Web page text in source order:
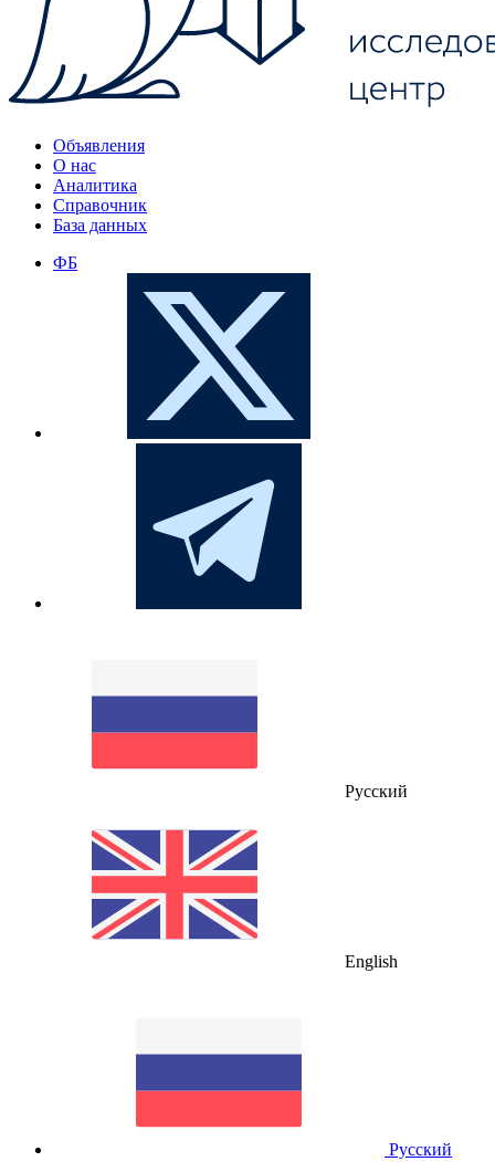
Объявления
О нас
Аналитика
Справочник
База данных
ФБ
Русский
English
Русский